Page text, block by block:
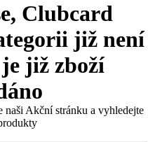
Clubcard
již není
již zboží
naši Akční stránku a vyhledejte